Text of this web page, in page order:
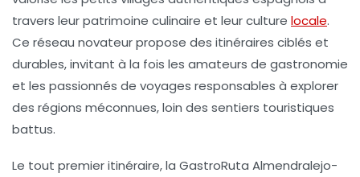
travers leurpatrimoine culinaire et leur culture locale.
Ce réseau novateur propose des itinéraires ciblés et
durables, invitant à la fois les amateurs de gastronomie
et les passionnés de voyages responsables à explorer
des régions méconnues, loin des sentiers touristiques
battus.
Le tout premier itinéraire, la GastroRuta Almendralejo-